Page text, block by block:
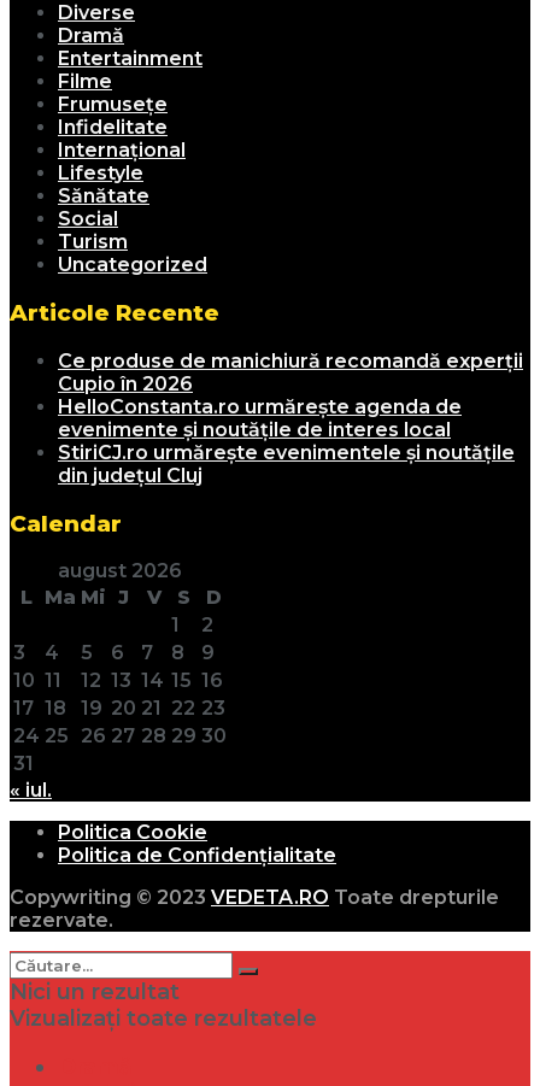
Diverse
Dramă
Entertainment
Filme
Frumusețe
Infidelitate
Internațional
Lifestyle
Sănătate
Social
Turism
Uncategorized
Articole Recente
Ce produse de manichiură recomandă experții
Cupio în 2026
HelloConstanta.ro urmărește agenda de
evenimente și noutățile de interes local
StiriCJ.ro urmărește evenimentele și noutățile
din județul Cluj
Calendar
august 2026
L Ma Mi J V S
D
1
2
3
4 5 6 7 8
9
10 11 12 13 14 15 16
17 18 19 20 21 22 23
24 25 26 27 28 29 30
31
« iul.
Politica Cookie
Politica de Confidențialitate
Copywriting © 2023 VEDETA.RO Toate drepturile
rezervate.
Nici un rezultat
Vizualizați toate rezultatele